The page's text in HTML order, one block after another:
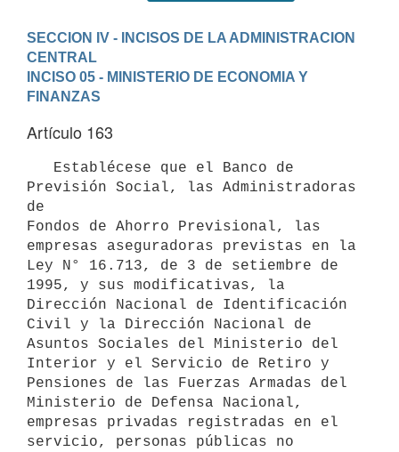
SECCION IV - INCISOS DE LA ADMINISTRACION
CENTRAL
INCISO 05 - MINISTERIO DE ECONOMIA Y
FINANZAS
Artículo 163
Previsión Social, las Administradoras
de
Fondos de Ahorro Previsional, las
empresas aseguradoras previstas en la
Ley N° 16.713, de 3 de setiembre de
1995, y sus modificativas, la
Dirección Nacional de Identificación
Civil y la Dirección Nacional de
Asuntos Sociales del Ministerio del
Interior y el Servicio de Retiro y
Pensiones de las Fuerzas Armadas del
Ministerio de Defensa Nacional,
empresas privadas registradas en el
servicio, personas públicas no